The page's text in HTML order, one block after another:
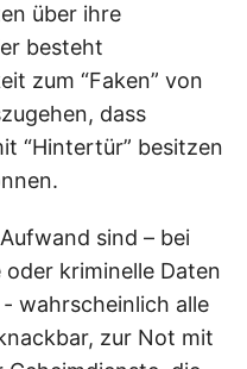
über ihre
besteht
zum “Faken” von
dass
“Hintertür” besitzen
sind – bei
kriminelle Daten
wahrscheinlich alle
zur Not mit